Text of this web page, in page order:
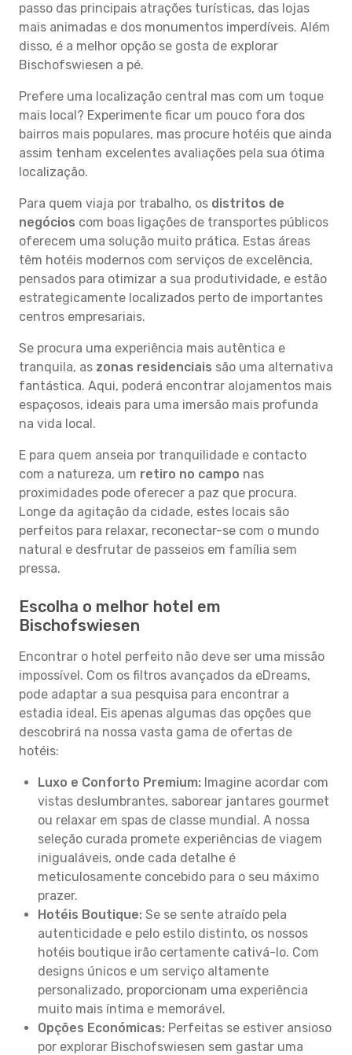
passo das principais atrações turísticas, das lojas
mais animadas e dos monumentos imperdíveis. Além
disso, é a melhor opção se gosta de explorar
Bischofswiesen a pé.
Prefere uma localização central mas com um toque
mais local? Experimente ficar um pouco fora dos
bairros mais populares, mas procure hotéis que ainda
assim tenham excelentes avaliações pela sua ótima
localização.
Para quem viaja por trabalho, os distritos de
negócios com boas ligações de transportes públicos
oferecem uma solução muito prática. Estas áreas
têm hotéis modernos com serviços de excelência,
pensados para otimizar a sua produtividade, e estão
estrategicamente localizados perto de importantes
centros empresariais.
Se procura uma experiência mais autêntica e
tranquila, as zonas residenciais são uma alternativa
fantástica. Aqui, poderá encontrar alojamentos mais
espaçosos, ideais para uma imersão mais profunda
na vida local.
E para quem anseia por tranquilidade e contacto
com a natureza, um retiro no campo nas
proximidades pode oferecer a paz que procura.
Longe da agitação da cidade, estes locais são
perfeitos para relaxar, reconectar-se com o mundo
natural e desfrutar de passeios em família sem
pressa.
Escolha o melhor hotel em
Bischofswiesen
Encontrar o hotel perfeito não deve ser uma missão
impossível. Com os filtros avançados da eDreams,
pode adaptar a sua pesquisa para encontrar a
estadia ideal. Eis apenas algumas das opções que
descobrirá na nossa vasta gama de ofertas de
hotéis:
Luxo e Conforto Premium: Imagine acordar com
vistas deslumbrantes, saborear jantares gourmet
ou relaxar em spas de classe mundial. A nossa
seleção curada promete experiências de viagem
inigualáveis, onde cada detalhe é
meticulosamente concebido para o seu máximo
prazer.
Hotéis Boutique: Se se sente atraído pela
autenticidade e pelo estilo distinto, os nossos
hotéis boutique irão certamente cativá-lo. Com
designs únicos e um serviço altamente
personalizado, proporcionam uma experiência
muito mais íntima e memorável.
Opções Económicas: Perfeitas se estiver ansioso
por explorar Bischofswiesen sem gastar uma